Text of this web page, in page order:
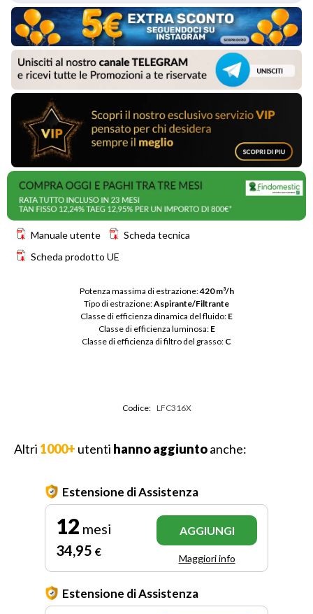
Manuale utente
Scheda tecnica
Scheda prodotto UE
Potenza massima di estrazione: 420 m³/h
Tipo di estrazione: Aspirante/Filtrante
Classe di efficienza dinamica del fluido: E
Classe di efficienza luminosa: E
Classe di efficienza di filtro del grasso: C
Codice: LFC316X
Altri 1000+ utenti hanno aggiuntoanche:
Estensione di Assistenza
12 mesi
34,95 €
AGGIUNGI
Maggiori info
Estensione di Assistenza